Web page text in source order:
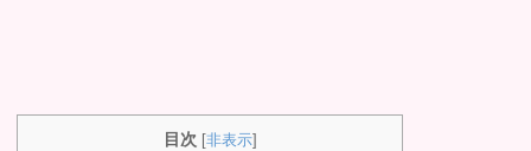
目次 [非表示]